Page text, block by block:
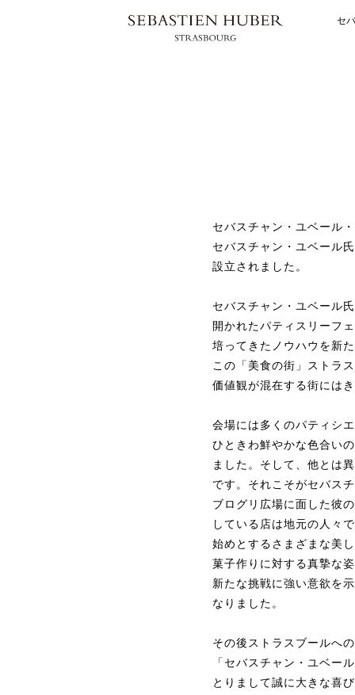
セ
セバスチャン・ユベール
セバスチャン・ユベール
設立されました。
セバスチャン・ユベール
開かれたパティスリーフ
培ってきたノウハウを新
この「美食の街」ストラ
価値観が混在する街には
会場には多くのパティシ
ひときわ鮮やかな色合い
ました。そして、他とは
です。それこそがセバス
ブログリ広場に面した彼
している店は地元の人々
始めとするさまざまな美
菓子作りに対する真摯な
新たな挑戦に強い意欲を
なりました。
その後ストラスブールへ
「セバスチャン・ユベー
とりまして誠に大きな喜